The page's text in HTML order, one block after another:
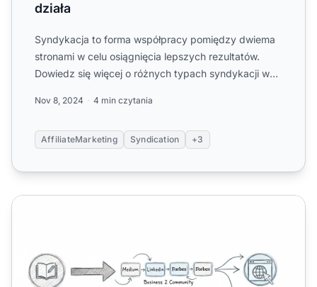
działa
Syndykacja to forma współpracy pomiędzy dwiema
stronami w celu osiągnięcia lepszych rezultatów.
Dowiedz się więcej o różnych typach syndykacji w
Nov 8, 2024 4 min czytania
AffiliateMarketing Syndication +3
Czym jest syndykacja w marketingu cyfrowym?